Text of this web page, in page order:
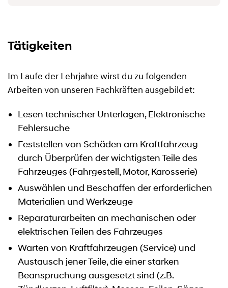
Tätigkeiten
Im Laufe der Lehrjahre wirst du zu folgenden
Arbeiten von unseren Fachkräften ausgebildet:
Lesen technischer Unterlagen, Elektronische
Fehlersuche
Feststellen von Schäden am Kraftfahrzeug
durch Überprüfen der wichtigsten Teile des
Fahrzeuges (Fahrgestell, Motor, Karosserie)
Auswählen und Beschaffen der erforderlichen
Materialien und Werkzeuge
Reparaturarbeiten an mechanischen oder
elektrischen Teilen des Fahrzeuges
Warten von Kraftfahrzeugen (Service) und
Austausch jener Teile, die einer starken
Beanspruchung ausgesetzt sind (z.B.